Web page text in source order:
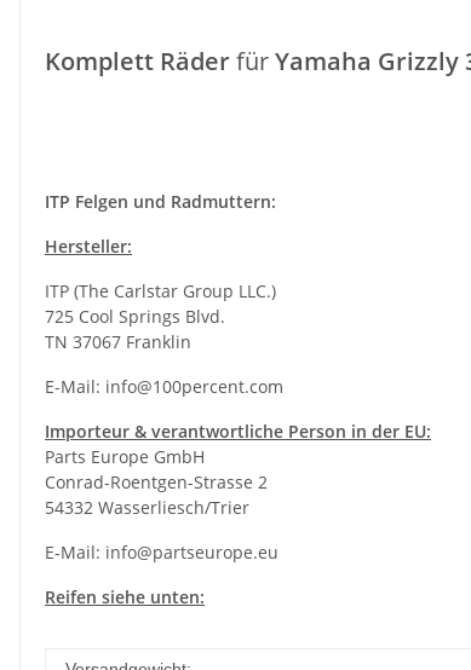
Komplett RäderfürYamaha Grizzly
ITP Felgen und Radmuttern:
Hersteller:
ITP (The Carlstar Group LLC.)
725 Cool Springs Blvd.
TN 37067 Franklin
E-Mail: info@100percent.com
Importeur & verantwortliche Person in der EU:
Parts Europe GmbH
Conrad-Roentgen-Strasse 2
54332 Wasserliesch/Trier
E-Mail: info@partseurope.eu
Reifen siehe unten: